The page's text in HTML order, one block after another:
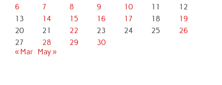
6
7 8 9 10 11
12
13
14 15 16 17 18
19
20
21 22 23 24 25
26
27
28 29
30
« Mar May »